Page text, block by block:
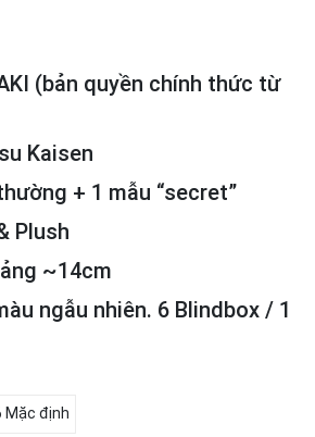
(bản quyền chính thức từ
Kaisen
+ 1 mẫu “secret”
Plush
~14cm
ngẫu nhiên. 6 Blindbox / 1
Mặc định